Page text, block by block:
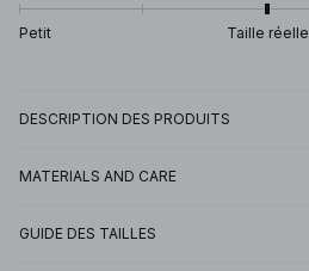
Petit Taille réelle
DESCRIPTION DES PRODUITS
MATERIALS AND CARE
GUIDE DES TAILLES